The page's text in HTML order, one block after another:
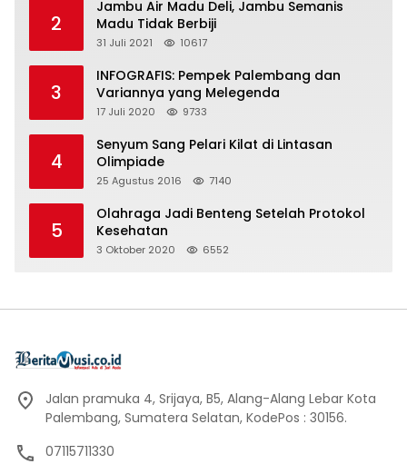
2
Jambu Air Madu Deli, Jambu Semanis
Madu Tidak Berbiji
31 Juli 2021 10617
3
INFOGRAFIS: Pempek Palembang dan
Variannya yang Melegenda
17 Juli 2020 9733
4
Senyum Sang Pelari Kilat di Lintasan
Olimpiade
25 Agustus 2016 7140
5
Olahraga Jadi Benteng Setelah Protokol
Kesehatan
3 Oktober 2020 6552
Jalan pramuka 4, Srijaya, B5, Alang-Alang Lebar Kota
Palembang, Sumatera Selatan, KodePos : 30156.
07115711330